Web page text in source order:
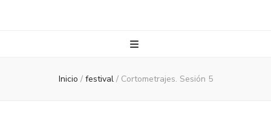
Inicio / festival / Cortometrajes. Sesión 5